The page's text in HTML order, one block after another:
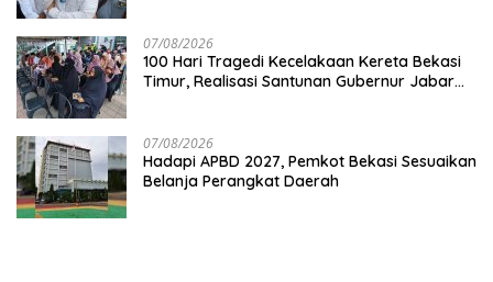
07/08/2026
100 Hari Tragedi Kecelakaan Kereta Bekasi
Timur, Realisasi Santunan Gubernur Jabar
07/08/2026
Hadapi APBD 2027, Pemkot Bekasi Sesuaikan
Belanja Perangkat Daerah